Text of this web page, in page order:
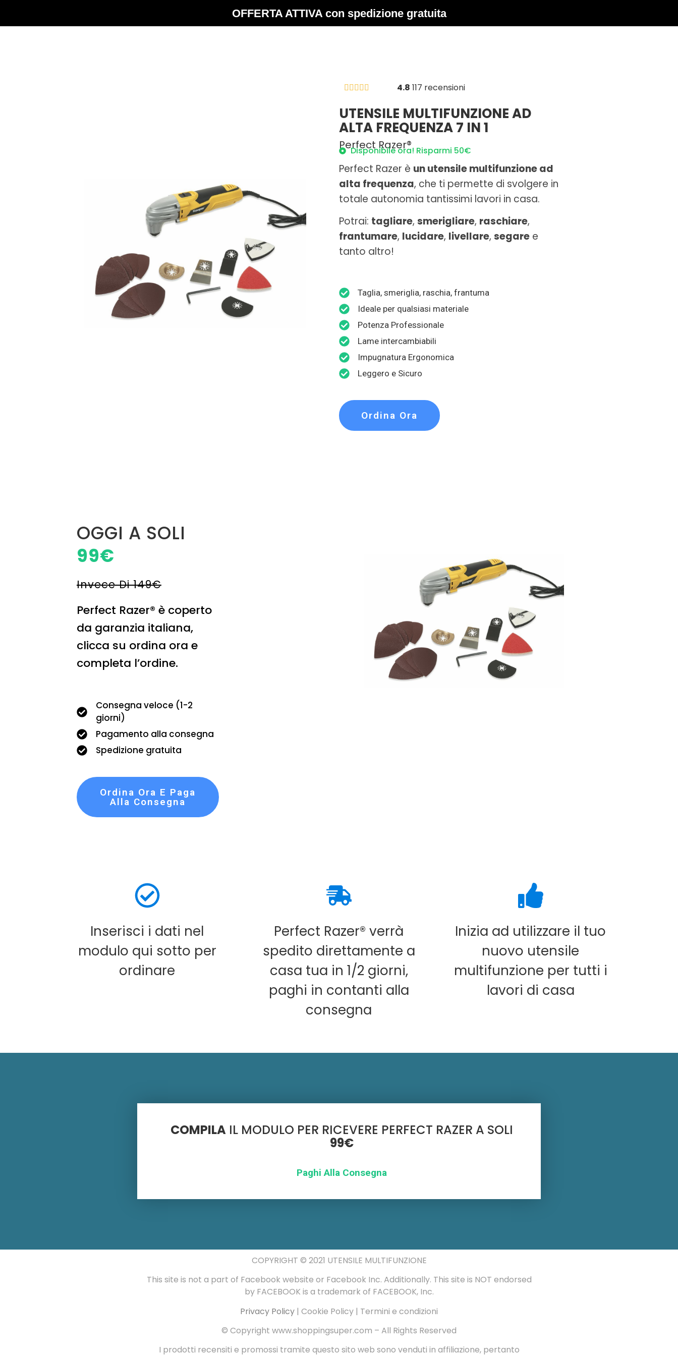
OFFERTA ATTIVA con spedizione gratuita
     4.8 117 recensioni
UTENSILE MULTIFUNZIONE AD
ALTA FREQUENZA 7 IN 1
Perfect Razer®
Disponibile ora! Risparmi 50€
Perfect Razer è un utensile multifunzione ad
alta frequenza, che ti permette di svolgere in
totale autonomia tantissimi lavori in casa.
Potrai: tagliare, smerigliare, raschiare,
frantumare, lucidare, livellare, segare e
tanto altro!
Taglia, smeriglia, raschia, frantuma
Ideale per qualsiasi materiale
Potenza Professionale
Lame intercambiabili
Impugnatura Ergonomica
Leggero e Sicuro
Ordina Ora
OGGI A SOLI
99€
Invece Di 149€
Perfect Razer® è coperto
da garanzia italiana,
clicca su ordina ora e
completa l’ordine.
Consegna veloce (1-2
giorni)
Pagamento alla consegna
Spedizione gratuita
Ordina Ora E Paga
Alla Consegna
Inserisci i dati nel
modulo qui sotto per
ordinare
Perfect Razer® verrà
spedito direttamente a
casa tua in 1/2 giorni,
paghi in contanti alla
consegna
Inizia ad utilizzare il tuo
nuovo utensile
multifunzione per tutti i
lavori di casa
COMPILAIL MODULO PER RICEVERE PERFECT RAZER A SOLI
99€
Paghi Alla Consegna
COPYRIGHT © 2021 UTENSILE MULTIFUNZIONE
This site is not a part of Facebook website or Facebook Inc. Additionally. This site is NOT endorsed
by FACEBOOK is a trademark of FACEBOOK, Inc.
Privacy Policy | Cookie Policy | Termini e condizioni
© Copyright www.shoppingsuper.com – All Rights Reserved
I prodotti recensiti e promossi tramite questo sito web sono venduti in affiliazione, pertanto